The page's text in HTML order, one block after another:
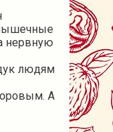
нервную
людям
А